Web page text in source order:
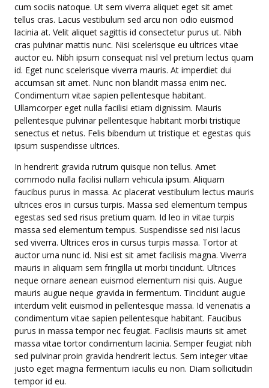
cum sociis natoque. Ut sem viverra aliquet eget sit amet
tellus cras. Lacus vestibulum sed arcu non odio euismod
lacinia at. Velit aliquet sagittis id consectetur purus ut. Nibh
cras pulvinar mattis nunc. Nisi scelerisque eu ultrices vitae
auctor eu. Nibh ipsum consequat nisl vel pretium lectus quam
id. Eget nunc scelerisque viverra mauris. At imperdiet dui
accumsan sit amet. Nunc non blandit massa enim nec.
Condimentum vitae sapien pellentesque habitant.
Ullamcorper eget nulla facilisi etiam dignissim. Mauris
pellentesque pulvinar pellentesque habitant morbi tristique
senectus et netus. Felis bibendum ut tristique et egestas quis
ipsum suspendisse ultrices.
In hendrerit gravida rutrum quisque non tellus. Amet
commodo nulla facilisi nullam vehicula ipsum. Aliquam
faucibus purus in massa. Ac placerat vestibulum lectus mauris
ultrices eros in cursus turpis. Massa sed elementum tempus
egestas sed sed risus pretium quam. Id leo in vitae turpis
massa sed elementum tempus. Suspendisse sed nisi lacus
sed viverra. Ultrices eros in cursus turpis massa. Tortor at
auctor urna nunc id. Nisi est sit amet facilisis magna. Viverra
mauris in aliquam sem fringilla ut morbi tincidunt. Ultrices
neque ornare aenean euismod elementum nisi quis. Augue
mauris augue neque gravida in fermentum. Tincidunt augue
interdum velit euismod in pellentesque massa. Id venenatis a
condimentum vitae sapien pellentesque habitant. Faucibus
purus in massa tempor nec feugiat. Facilisis mauris sit amet
massa vitae tortor condimentum lacinia. Semper feugiat nibh
sed pulvinar proin gravida hendrerit lectus. Sem integer vitae
justo eget magna fermentum iaculis eu non. Diam sollicitudin
tempor id eu.